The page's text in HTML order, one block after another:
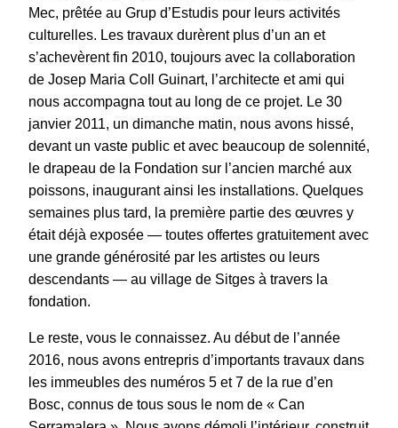
Mec, prêtée au Grup d’Estudis pour leurs activités
culturelles. Les travaux durèrent plus d’un an et
s’achevèrent fin 2010, toujours avec la collaboration
de Josep Maria Coll Guinart, l’architecte et ami qui
nous accompagna tout au long de ce projet. Le 30
janvier 2011, un dimanche matin, nous avons hissé,
devant un vaste public et avec beaucoup de solennité,
le drapeau de la Fondation sur l’ancien marché aux
poissons, inaugurant ainsi les installations. Quelques
semaines plus tard, la première partie des œuvres y
était déjà exposée — toutes offertes gratuitement avec
une grande générosité par les artistes ou leurs
descendants — au village de Sitges à travers la
fondation.
Le reste, vous le connaissez. Au début de l’année
2016, nous avons entrepris d’importants travaux dans
les immeubles des numéros 5 et 7 de la rue d’en
Bosc, connus de tous sous le nom de « Can